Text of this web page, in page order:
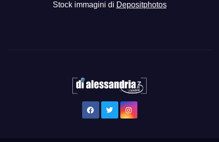
Stock immagini di Depositphotos